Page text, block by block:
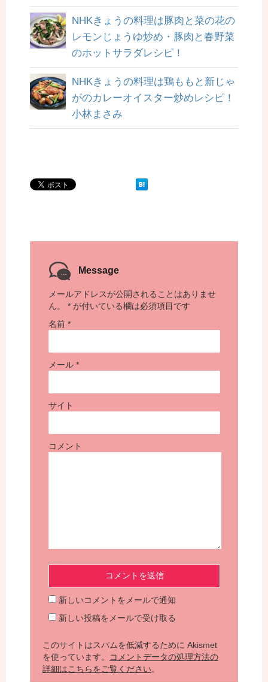
NHKきょうの料理は豚肉と菜の花の
レモンじょうゆ炒め・豚肉と春野菜
のホットサラダレシピ！
NHKきょうの料理は鶏ももと新じゃ
がのカレーオイスター炒めレシピ！
小林まさみ
Message
メールアドレスが公開されることはありませ
ん。
* が付いている欄は必須項目です
名前 *
メール *
サイト
コメント
新しいコメントをメールで通知
新しい投稿をメールで受け取る
このサイトはスパムを低減するために Akismet
を使っています。
コメントデータの処理方法の
詳細はこちらをご覧ください。